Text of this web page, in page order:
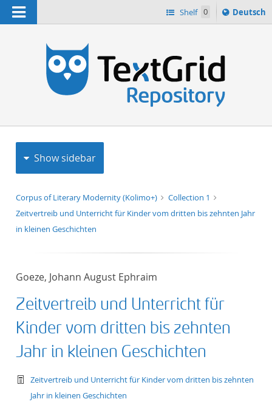
Navigation Shelf 0
Sprache
ï¿½ndern
Deutsch
Show sidebar
Corpus of Literary Modernity (Kolimo+)
Collection 1
Zeitvertreib und Unterricht für Kinder vom dritten bis zehnten Jahr
in kleinen Geschichten
Goeze, Johann August Ephraim
Zeitvertreib und Unterricht für
Kinder vom dritten bis zehnten
Jahr in kleinen Geschichten
text/tg.work+xml
Zeitvertreib und Unterricht für Kinder vom dritten bis zehnten
Jahr in kleinen Geschichten